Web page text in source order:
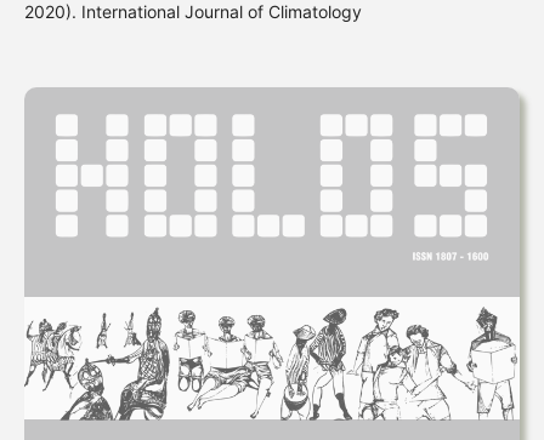
2020). International Journal of Climatology